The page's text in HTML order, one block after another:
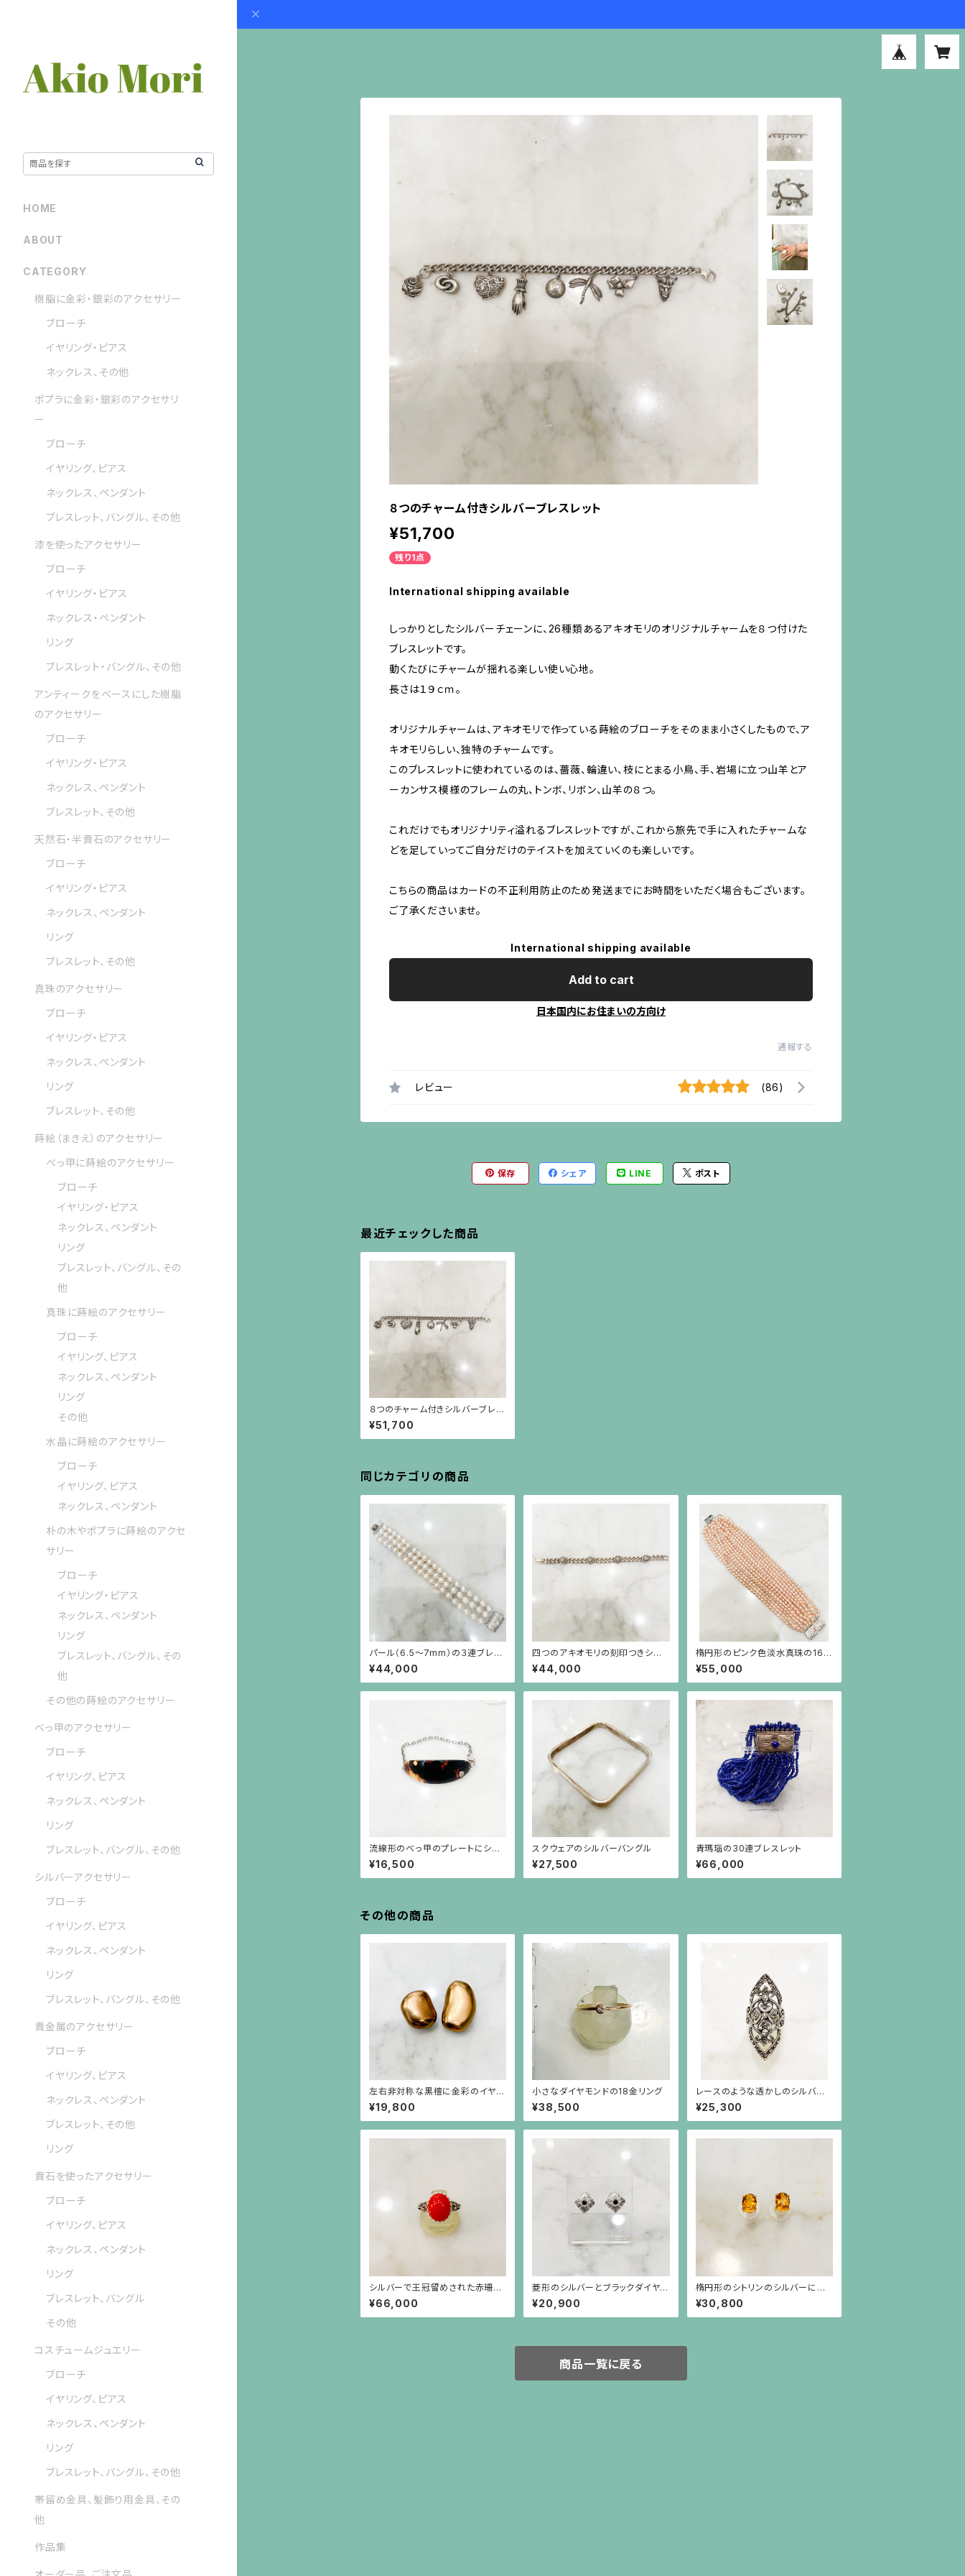
８つのチャーム付きシルバーブレスレット
¥51,700
残り1点
International shipping available
しっかりとしたシルバーチェーンに、26種類あるアキオモリのオリジナルチャームを８つ付けた
ブレスレットです。
動くたびにチャームが揺れる楽しい使い心地。
長さは１９ｃｍ。
オリジナルチャームは、アキオモリで作っている蒔絵のブローチをそのまま小さくしたもので、ア
キオモリらしい、独特のチャームです。
このブレスレットに使われているのは、薔薇、輪違い、枝にとまる小鳥、手、岩場に立つ山羊とア
ーカンサス模様のフレームの丸、トンボ、リボン、山羊の８つ。
これだけでもオリジナリティ溢れるブレスレットですが、これから旅先で手に入れたチャームな
どを足していってご自分だけのテイストを加えていくのも楽しいです。
こちらの商品はカードの不正利用防止のため発送までにお時間をいただく場合もございます。
ご了承くださいませ。
International shipping available
Add to cart
日本国内にお住まいの方向け
通報する
レビュー (86)
保存 シェア LINE ポスト
最近チェックした商品
８つのチャーム付きシルバーブレス
レット
¥51,700
同じカテゴリの商品
パール（6.5〜7mm）の３連ブレス
レット
¥44,000
四つのアキオモリの刻印つきシル
バーブレスレット
¥44,000
楕円形のピンク色淡水真珠の16連
ブレスレット、シルバー金具
¥55,000
流線形のべっ甲のプレートにシル
バーチェーンのブレスレット（アキ
オモリのシルバー刻印付き）
¥16,500
スクウェアのシルバーバングル
¥27,500
青瑪瑙の30連ブレスレット
¥66,000
その他の商品
左右非対称な黒檀に金彩のイヤリ
ング
¥19,800
小さなダイヤモンドの18金リング
¥38,500
レースのような透かしのシルバー
リング
¥25,300
シルバーで王冠留めされた赤珊瑚
のカボーションのライオンリング
¥66,000
菱形のシルバーとブラックダイヤモ
ンドのピアス（中）シルバーポスト
¥20,900
楕円形のシトリンのシルバーにゴ
ールドプレーティングのシンプルな
枠のピアス
¥30,800
商品一覧に戻る
HOME
ABOUT
CATEGORY
樹脂に金彩・銀彩のアクセサリー
ブローチ
イヤリング・ピアス
ネックレス、その他
ポプラに金彩・銀彩のアクセサリ
ー
ブローチ
イヤリング、ピアス
ネックレス、ペンダント
ブレスレット、バングル、その他
漆を使ったアクセサリー
ブローチ
イヤリング・ピアス
ネックレス・ペンダント
リング
ブレスレット・バングル、その他
アンティークをベースにした樹脂
のアクセサリー
ブローチ
イヤリング・ピアス
ネックレス、ペンダント
ブレスレット、その他
天然石・半貴石のアクセサリー
ブローチ
イヤリング・ピアス
ネックレス、ペンダント
リング
ブレスレット、その他
真珠のアクセサリー
ブローチ
イヤリング・ピアス
ネックレス、ペンダント
リング
ブレスレット、その他
蒔絵（まきえ）のアクセサリー
べっ甲に蒔絵のアクセサリー
ブローチ
イヤリング・ピアス
ネックレス、ペンダント
リング
ブレスレット、バングル、その
他
真珠に蒔絵のアクセサリー
ブローチ
イヤリング、ピアス
ネックレス、ペンダント
リング
その他
水晶に蒔絵のアクセサリー
ブローチ
イヤリング、ピアス
ネックレス、ペンダント
朴の木やポプラに蒔絵のアクセ
サリー
ブローチ
イヤリング・ピアス
ネックレス、ペンダント
リング
ブレスレット、バングル、その
他
その他の蒔絵のアクセサリー
べっ甲のアクセサリー
ブローチ
イヤリング、ピアス
ネックレス、ペンダント
リング
ブレスレット、バングル、その他
シルバーアクセサリー
ブローチ
イヤリング、ピアス
ネックレス、ペンダント
リング
ブレスレット、バングル、その他
貴金属のアクセサリー
ブローチ
イヤリング、ピアス
ネックレス、ペンダント
ブレスレット、その他
リング
貴石を使ったアクセサリー
ブローチ
イヤリング、ピアス
ネックレス、ペンダント
リング
ブレスレット、バングル
その他
コスチュームジュエリー
ブローチ
イヤリング、ピアス
ネックレス、ペンダント
リング
ブレスレット、バングル、その他
帯留め金具、髪飾り用金具、その
他
作品集